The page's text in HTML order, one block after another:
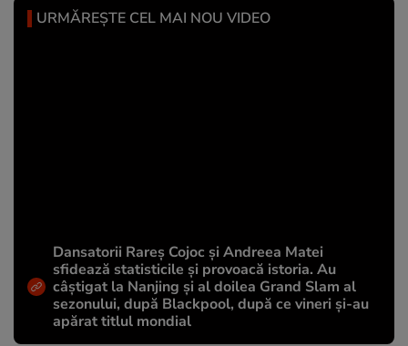
URMĂREȘTE CEL MAI NOU VIDEO
Dansatorii Rareș Cojoc și Andreea Matei
sfidează statisticile și provoacă istoria. Au
câștigat la Nanjing și al doilea Grand Slam al
sezonului, după Blackpool, după ce vineri și-au
apărat titlul mondial